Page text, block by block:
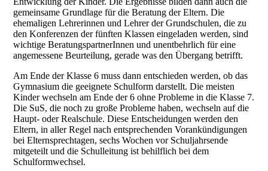
gemeinsame Grundlage für die Beratung der Eltern. Die
ehemaligen Lehrerinnen und Lehrer der Grundschulen, die zu
den Konferenzen der fünften Klassen eingeladen werden, sind
wichtige BeratungspartnerInnen und unentbehrlich für eine
angemessene Beurteilung, gerade was den Übergang betrifft.
Am Ende der Klasse 6 muss dann entschieden werden, ob das
Gymnasium die geeignete Schulform darstellt. Die meisten
Kinder wechseln am Ende der 6 ohne Probleme in die Klasse 7.
Die SuS, die noch zu große Probleme haben, wechseln auf die
Haupt- oder Realschule. Diese Entscheidungen werden den
Eltern, in aller Regel nach entsprechenden Vorankündigungen
bei Elternsprechtagen, sechs Wochen vor Schuljahrsende
mitgeteilt und die Schulleitung ist behilflich bei dem
Schulformwechsel.